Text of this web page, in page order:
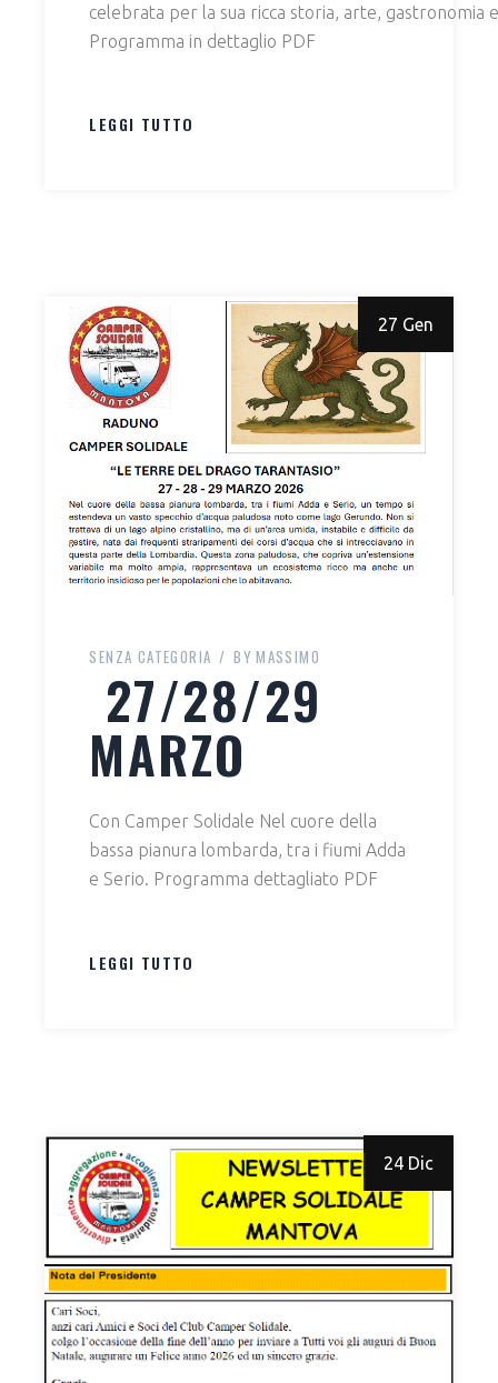
celebrata per la sua ricca storia, arte, gastronomia
Programma in dettaglio PDF
LEGGI TUTTO
27 Gen
SENZA CATEGORIA BY MASSIMO
27/28/29
MARZO
Con Camper Solidale Nel cuore della
bassa pianura lombarda, tra i fiumi Adda
e Serio. Programma dettagliato PDF
LEGGI TUTTO
24 Dic